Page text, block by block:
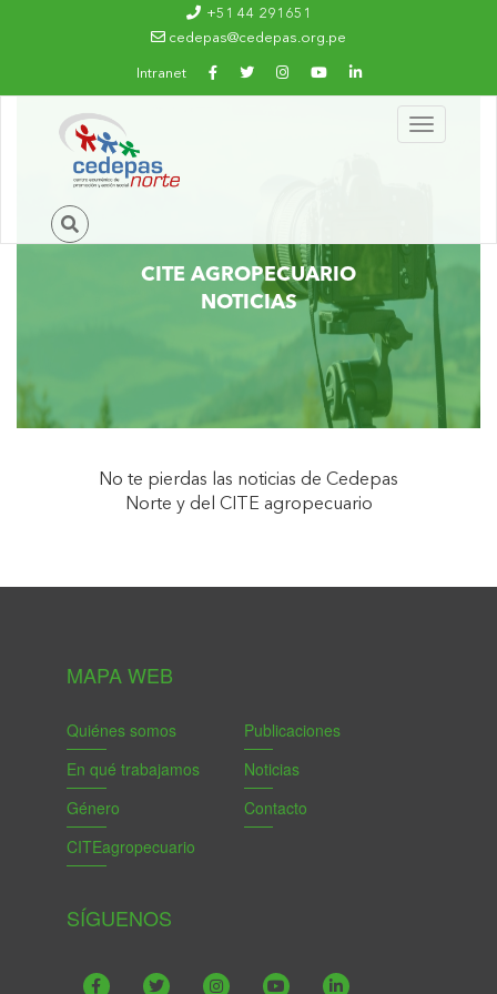
+51 44 291651
cedepas@cedepas.org.pe
Intranet
Toggle
navigation
CITE AGROPECUARIO
NOTICIAS
No te pierdas las noticias de Cedepas
Norte y del CITE agropecuario
MAPA WEB
Quiénes somos
En qué trabajamos
Género
CITEagropecuario
Publicaciones
Noticias
Contacto
SÍGUENOS